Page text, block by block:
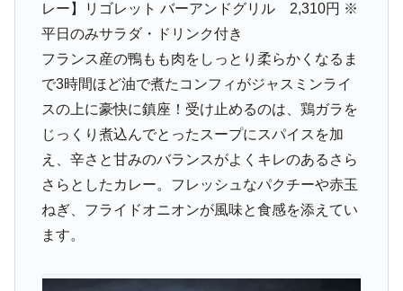
レー】リゴレット バーアンドグリル 2,310円 ※
平日のみサラダ・ドリンク付き
フランス産の鴨もも肉をしっとり柔らかくなるま
で3時間ほど油で煮たコンフィがジャスミンライ
スの上に豪快に鎮座！受け止めるのは、鶏ガラを
じっくり煮込んでとったスープにスパイスを加
え、辛さと甘みのバランスがよくキレのあるさら
さらとしたカレー。フレッシュなパクチーや赤玉
ねぎ、フライドオニオンが風味と食感を添えてい
ます。